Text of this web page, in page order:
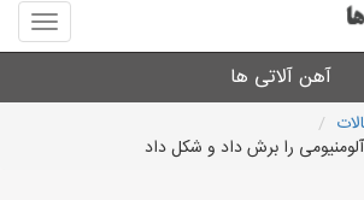
منوی
سایت
آلاتی
آهن آلاتی ها
میلگرد نبشی،مفتول
را برش داد و شکل داد